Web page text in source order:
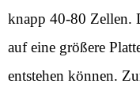
knapp 40-80 Zellen.
auf eine größere
entstehen können.